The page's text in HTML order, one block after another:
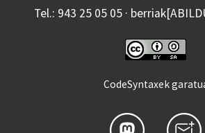
Tel.: 943 25 05 05 ·
CodeSyntaxek